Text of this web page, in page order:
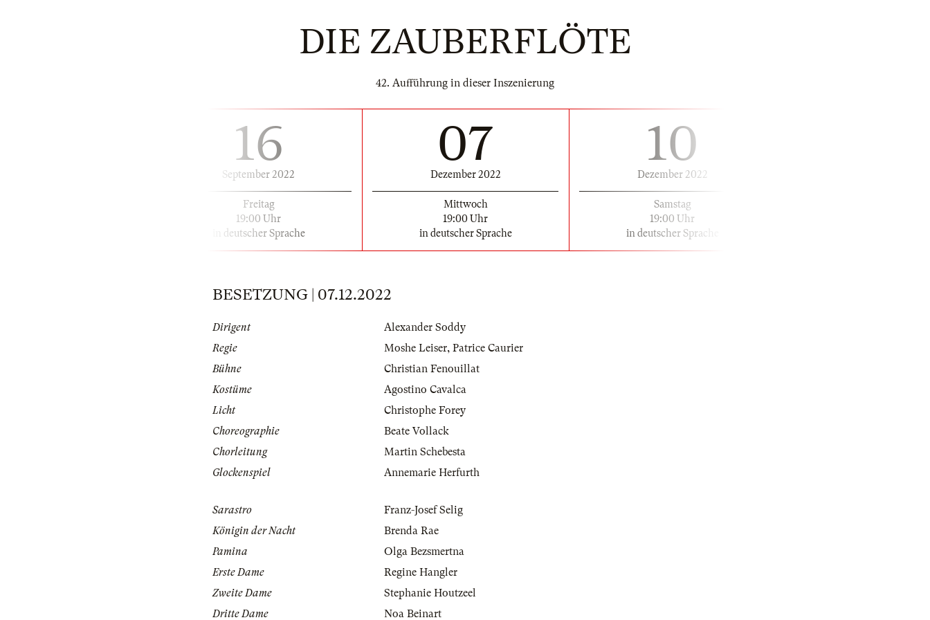
DIE ZAUBERFLÖTE
42. Aufführung in dieser Inszenierung
16
September 2022
Freitag
19:00 Uhr
in deutscher Sprache
07
Dezember 2022
Mittwoch
19:00 Uhr
in deutscher Sprache
10
Dezember 2022
Samstag
19:00 Uhr
in deutscher Sprache
BESETZUNG | 07.12.2022
Dirigent
Alexander Soddy
Regie
Moshe Leiser, Patrice Caurier
Bühne
Christian Fenouillat
Kostüme
Agostino Cavalca
Licht
Christophe Forey
Choreographie
Beate Vollack
Chorleitung
Martin Schebesta
Glockenspiel
Annemarie Herfurth
Sarastro
Franz-Josef Selig
Königin der Nacht
Brenda Rae
Pamina
Olga Bezsmertna
Erste Dame
Regine Hangler
Zweite Dame
Stephanie Houtzeel
Dritte Dame
Noa Beinart